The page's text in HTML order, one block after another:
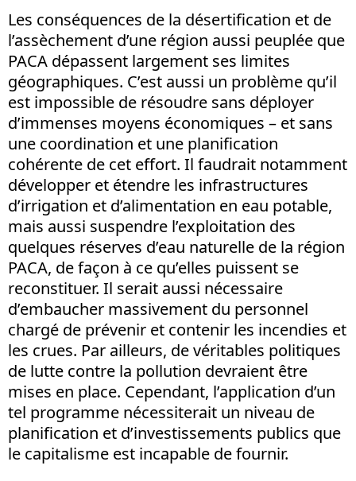
Les conséquences de la désertification et de
l’assèchement d’une région aussi peuplée que
PACA dépassent largement ses limites
géographiques. C’est aussi un problème qu’il
est impossible de résoudre sans déployer
d’immenses moyens économiques – et sans
une coordination et une planification
cohérente de cet effort. Il faudrait notamment
développer et étendre les infrastructures
d’irrigation et d’alimentation en eau potable,
mais aussi suspendre l’exploitation des
quelques réserves d’eau naturelle de la région
PACA, de façon à ce qu’elles puissent se
reconstituer. Il serait aussi nécessaire
d’embaucher massivement du personnel
chargé de prévenir et contenir les incendies et
les crues. Par ailleurs, de véritables politiques
de lutte contre la pollution devraient être
mises en place. Cependant, l’application d’un
tel programme nécessiterait un niveau de
planification et d’investissements publics que
le capitalisme est incapable de fournir.